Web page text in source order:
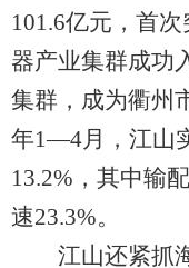
101.6亿元，首
器产业集群成功
集群，成为衢州
年1—4月，江山
13.2%，其中输
速23.3%。
江山还紧抓海